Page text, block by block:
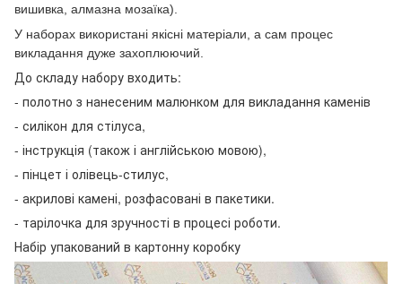
вишивка, алмазна мозаїка).
У наборах використані якісні матеріали, а сам процес
викладання дуже захоплюючий.
До складу набору входить:
- полотно з нанесеним малюнком для викладання каменів
- силікон для стілуса,
- інструкція (також і англійською мовою),
- пінцет і олівець-стилус,
- акрилові камені, розфасовані в пакетики.
- тарілочка для зручності в процесі роботи.
Набір упакований в картонну коробку